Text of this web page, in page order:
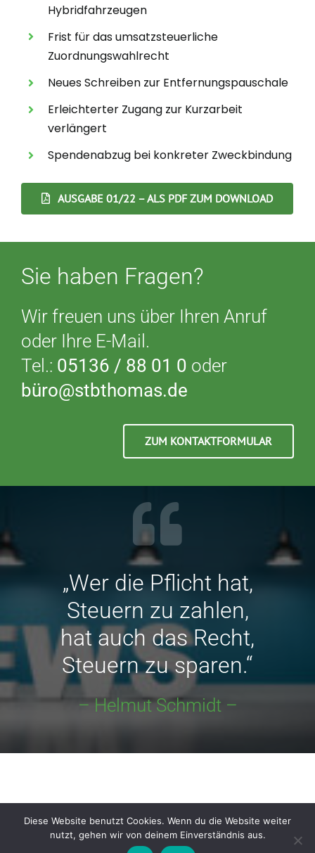
Hybridfahrzeugen
Frist für das umsatzsteuerliche
Zuordnungswahlrecht
Neues Schreiben zur Entfernungspauschale
Erleichterter Zugang zur Kurzarbeit
verlängert
Spendenabzug bei konkreter Zweckbindung
AUSGABE 01/22 – ALS PDF ZUM DOWNLOAD
Sie haben Fragen?
Wir freuen uns über Ihren Anruf
oder Ihre E-Mail.
Tel.: 05136 / 88 01 0 oder
büro@stbthomas.de
ZUM KONTAKTFORMULAR
„Wer die Pflicht hat,
Steuern zu zahlen,
hat auch das Recht,
Steuern zu sparen.“
– Helmut Schmidt –
BRIGITTE THOMAS - STEUERBERATERIN © 2023
ALLE RECHTE VORBEHALTEN.
IMPRESSUM
DATENSCHUTZ
Diese Website benutzt Cookies. Wenn du die Website weiter
nutzt, gehen wir von deinem Einverständnis aus.